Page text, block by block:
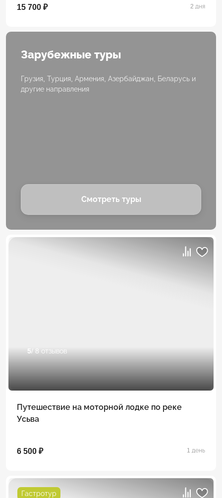
15 700 ₽ 2 дня
Зарубежные туры
Грузия, Турция, Армения, Азербайджан, Беларусь и
другие направления
Смотреть туры
5/ 8 отзывов
Путешествие на моторной лодке по реке
Усьва
6 500 ₽ 1 день
Гастротур